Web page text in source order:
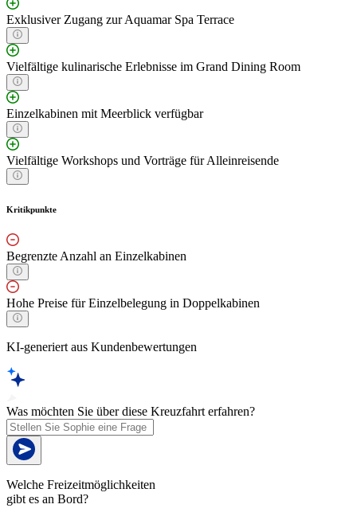
Exklusiver Zugang zur Aquamar Spa Terrace
Vielfältige kulinarische Erlebnisse im Grand Dining Room
Einzelkabinen mit Meerblick verfügbar
Vielfältige Workshops und Vorträge für Alleinreisende
Kritikpunkte
Begrenzte Anzahl an Einzelkabinen
Hohe Preise für Einzelbelegung in Doppelkabinen
KI-generiert aus Kundenbewertungen
Was möchten Sie über diese Kreuzfahrt erfahren?
Welche Freizeitmöglichkeiten
gibt es an Bord?